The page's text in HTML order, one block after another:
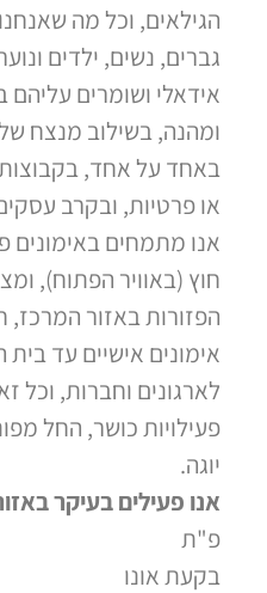
הגילאים, וכל מה
גברים, נשים, ילדים
אידאלי ושומרים עליהם
ומהנה, בשילוב מנצח
באחד על אחד, בקבוצות
או פרטיות, ובקרב
אנו מתמחים באימונים
חוץ (באוויר הפתוח),
הפזורות באזור המרכז,
אימונים אישיים עד בית
לארגונים וחברות, וכל
פעילויות כושר, החל
יוגה.
אנו פעילים בעיקר
פ"ת
בקעת אונו